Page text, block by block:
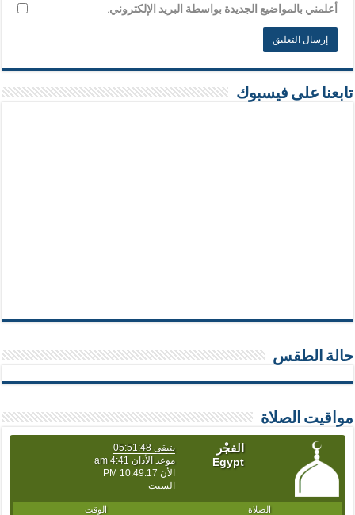
أعلمني بالمواضيع الجديدة بواسطة البريد الإلكتروني.
تابعنا على فيسبوك
حالة الطقس
مواقيت الصلاة